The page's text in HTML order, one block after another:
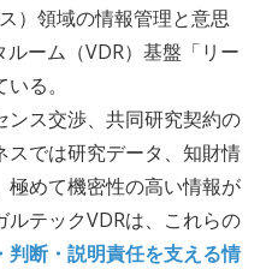
）領域の情報管理と意思
ーム（VDR）基盤「リー
る。
ス交渉、共同研究契約の
では研究データ、知財情
めて機密性の高い情報が
テックVDRは、これらの
判断・説明責任を支える情